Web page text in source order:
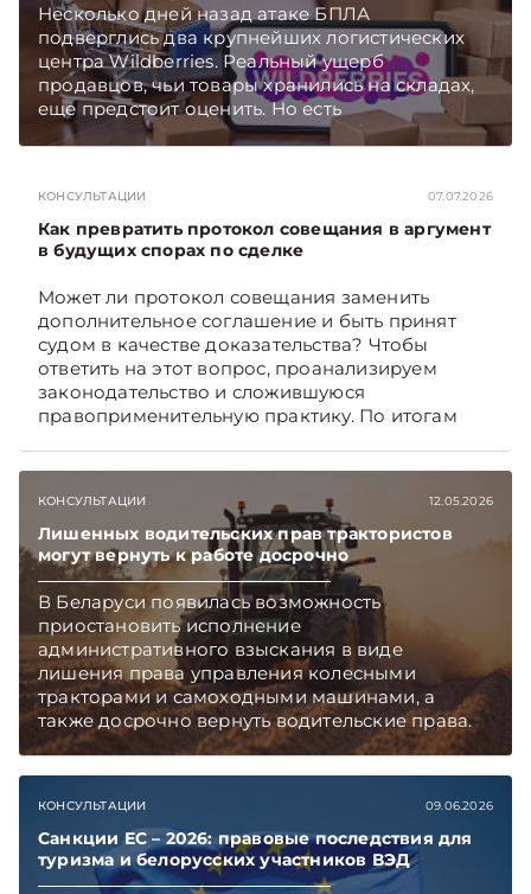
Несколько дней назад атаке БПЛА
подверглись два крупнейших логистических
центра Wildberries. Реальный ущерб
продавцов, чьи товары хранились на складах,
еще предстоит оценить. Но есть
первоочередные шаги, которые белорусские
компании «Экономические споры» Наталия
ТАБАЛА. Подписывайтесь на Telegram‑канал и
Viber. Главное об экономике Беларуси —
КОНСУЛЬТАЦИИ 07.07.2026
Как превратить протокол совещания в аргумент
в будущих спорах по сделке
Может ли протокол совещания заменить
дополнительное соглашение и быть принят
судом в качестве доказательства? Чтобы
ответить на этот вопрос, проанализируем
законодательство и сложившуюся
правоприменительную практику. По итогам
Главное об экономике Беларуси — раньше,
чем в новостях TelegramViber
КОНСУЛЬТАЦИИ 12.05.2026
Лишенных водительских прав трактористов
могут вернуть к работе досрочно
В Беларуси появилась возможность
приостановить исполнение
административного взыскания в виде
лишения права управления колесными
тракторами и самоходными машинами, а
также досрочно вернуть водительские права.
Механизм предусмотрен в обновленном
чтобы не пропускать новые статьи
TelegramViber
КОНСУЛЬТАЦИИ 09.06.2026
Санкции ЕС – 2026: правовые последствия для
туризма и белорусских участников ВЭД